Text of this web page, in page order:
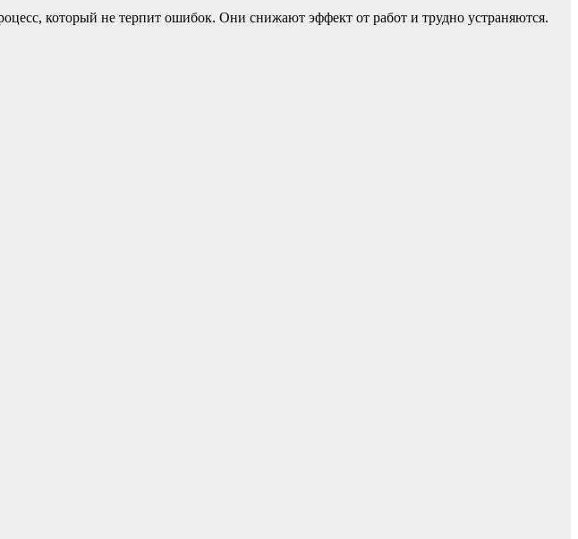
который не терпит ошибок. Они снижают эффект от работ и трудно устраняются.